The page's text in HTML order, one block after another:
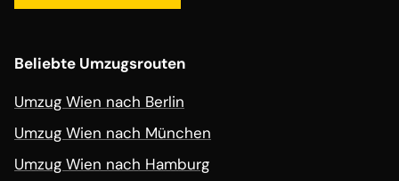
Beliebte Umzugsrouten
Umzug Wien nach Berlin
Umzug Wien nach München
Umzug Wien nach Hamburg